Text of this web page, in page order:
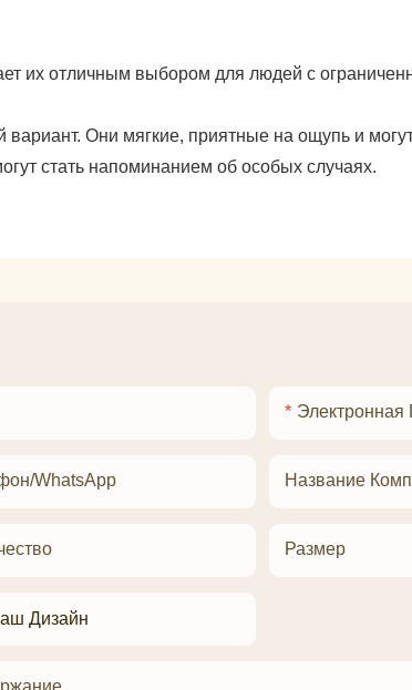
их отличным выбором для людей с
Они мягкие, приятные на ощупь и
стать напоминанием об особых случаях.
Электронная
WhatsApp Название
Размер
Дизайн